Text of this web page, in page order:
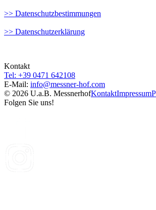
>> Datenschutzbestimmungen
>> Datenschutzerklärung
Kontakt
Tel: +39 0471 642108
E-Mail: info@messner-hof.com
© 2026 U.a.B. MessnerhofKontaktImpressum
Folgen Sie uns!